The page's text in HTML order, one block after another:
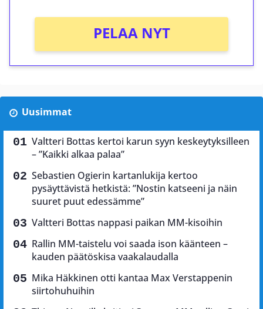
PELAA NYT
Uusimmat
Valtteri Bottas kertoi karun syyn keskeytyksilleen
– ”Kaikki alkaa palaa”
Sebastien Ogierin kartanlukija kertoo
pysäyttävistä hetkistä: ”Nostin katseeni ja näin
suuret puut edessämme”
Valtteri Bottas nappasi paikan MM-kisoihin
Rallin MM-taistelu voi saada ison käänteen –
kauden päätöskisa vaakalaudalla
Mika Häkkinen otti kantaa Max Verstappenin
siirtohuhuihin